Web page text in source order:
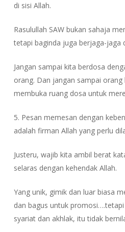
di sisi Allah.
Rasulullah SAW bukan sahaja
tetapi baginda juga berjaga-jaga
Jangan sampai kita berdosa
orang. Dan jangan sampai
membuka ruang dosa untuk
5. Pesan memesan dengan
adalah firman Allah yang perlu
Justeru, wajib kita ambil berat
selaras dengan kehendak Allah.
Yang unik, gimik dan luar biasa
dan bagus untuk
syariat dan akhlak, itu tidak